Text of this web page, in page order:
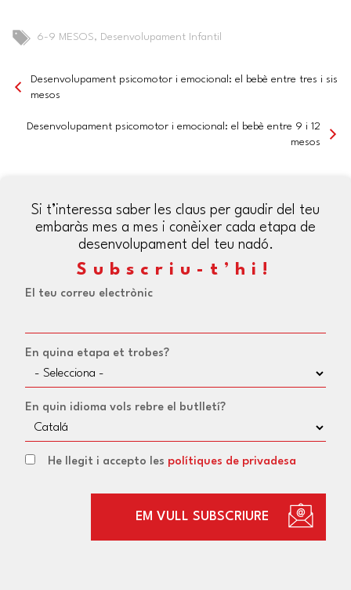
6-9 MESOS, Desenvolupament Infantil
Desenvolupament psicomotor i emocional: el bebè entre 9 i 12
mesos
Desenvolupament psicomotor i emocional: el bebè entre tres i sis
mesos
Si t’interessa saber les claus per gaudir del teu
embaràs mes a mes i conèixer cada etapa de
desenvolupament del teu nadó.
Subscriu-t’hi!
El teu correu electrònic
En quina etapa et trobes?
En quin idioma vols rebre el butlletí?
He llegit i accepto les polítiques de privadesa
EM VULL SUBSCRIURE